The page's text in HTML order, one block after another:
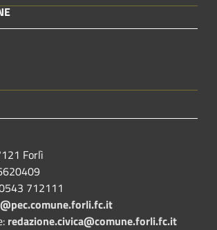
Forlì
712111
redazione.civica@comune.forli.fc.it